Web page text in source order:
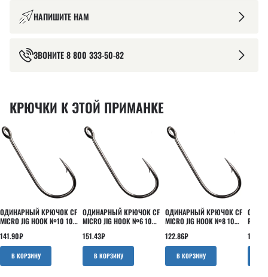
НАПИШИТЕ НАМ
ЗВОНИТЕ8 800 333-50-82
КРЮЧКИ К ЭТОЙ ПРИМАНКЕ
ОДИНАРНЫЙ КРЮЧОК CF
MICRO JIG HOOK №10 10
141.90₽
В КОРЗИНУ
ОДИНАРНЫЙ КРЮЧОК CF
MICRO JIG HOOK №6 10
151.43₽
В КОРЗИНУ
ОДИНАРНЫЙ КРЮЧОК CF
MICRO JIG HOOK №8 10
122.86₽
В КОРЗИНУ
160.95